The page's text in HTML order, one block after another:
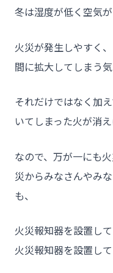
冬は湿度が低く空気
火災が発生しやすく
間に拡大してしまう
それだけではなく加
いてしまった火が消
なので、万が一にも
災からみなさんやみ
も、
火災報知器を設置し
火災報知器を設置し